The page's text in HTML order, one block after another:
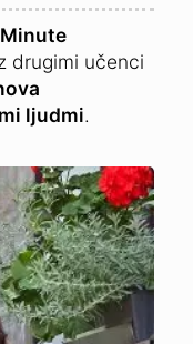
drugimi učenci
ljudmi.